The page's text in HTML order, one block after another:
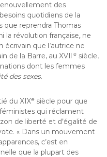
des
quotidiens de la
que reprendra Thomas
la révolution française, ne
que l’autrice ne
de la Barre, au XVII esiècle,
dont les femmes
des sexes.
du XIXesiècle pour que
qui réclament
de liberté et d’égalité de
« Dans un mouvement
c’est en
que la plupart des